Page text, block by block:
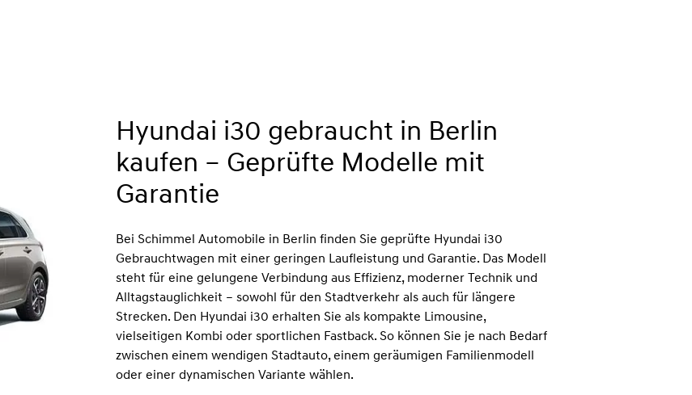
Hyundai i30 gebraucht in Berlin
kaufen – Geprüfte Modelle mit
Garantie
Bei Schimmel Automobile in Berlin finden Sie geprüfte Hyundai i30
Gebrauchtwagen mit einer geringen Laufleistung und Garantie. Das Modell
steht für eine gelungene Verbindung aus Effizienz, moderner Technik und
Alltagstauglichkeit – sowohl für den Stadtverkehr als auch für längere
Strecken. Den Hyundai i30 erhalten Sie als kompakte Limousine,
vielseitigen Kombi oder sportlichen Fastback. So können Sie je nach Bedarf
zwischen einem wendigen Stadtauto, einem geräumigen Familienmodell
oder einer dynamischen Variante wählen.